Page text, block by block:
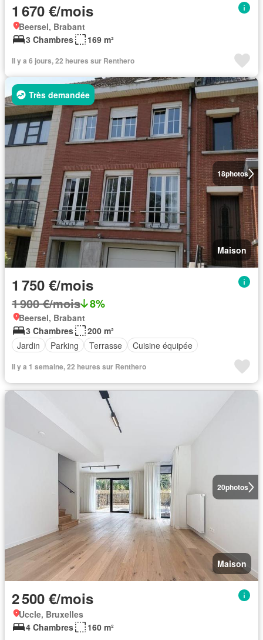
1 670 €/mois
Beersel, Brabant
3 Chambres
169 m²
Il y a 6 jours, 22 heures sur Renthero
18photos
Très demandée
Maison
1 750 €/mois
1 900 €/mois 8%
Beersel, Brabant
3 Chambres
200 m²
Jardin
Parking Terrasse Cuisine équipée
Il y a 1 semaine, 22 heures sur Renthero
20photos
Maison
2 500 €/mois
Uccle, Bruxelles
4 Chambres
160 m²